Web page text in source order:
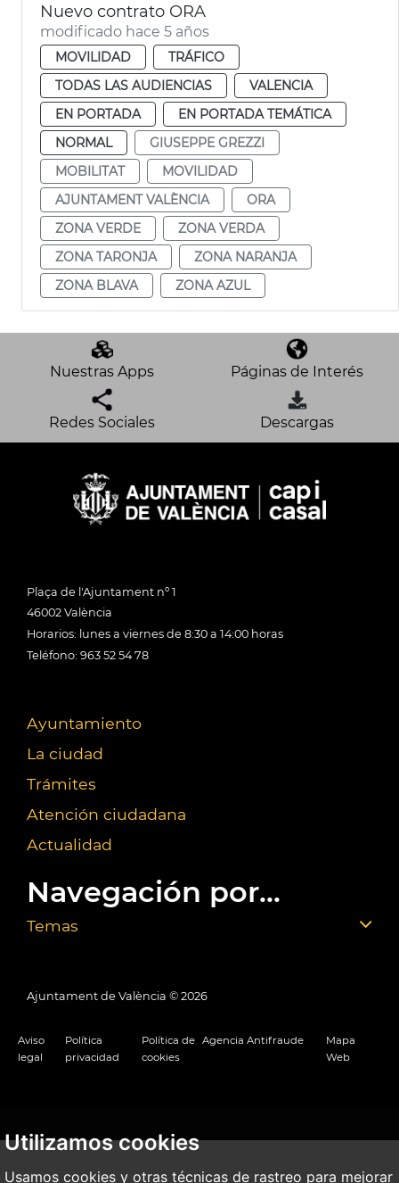
Utilizamos cookies
Usamos cookies y otras técnicas de rastreo para mejorar
Nuevo contrato ORA
modificado hace 5 años
MOVILIDAD
TRÁFICO
TODAS LAS AUDIENCIAS
VALENCIA
EN PORTADA
EN PORTADA TEMÁTICA
NORMAL
GIUSEPPE GREZZI
MOBILITAT
MOVILIDAD
AJUNTAMENT VALÈNCIA
ORA
ZONA VERDE
ZONA VERDA
ZONA TARONJA
ZONA NARANJA
ZONA BLAVA
ZONA AZUL
Nuestras Apps Páginas de Interés
Redes Sociales Descargas
Plaça de l'Ajuntament nº 1
46002 València
Horarios: lunes a viernes de 8:30 a 14:00 horas
Teléfono: 963 52 54 78
Ayuntamiento
La ciudad
Trámites
Atención ciudadana
Actualidad
Navegación por...
Temas
Ajuntament de València © 2026
Aviso
legal
Política
privacidad
Política de
cookies
Agencia Antifraude
Mapa
Web